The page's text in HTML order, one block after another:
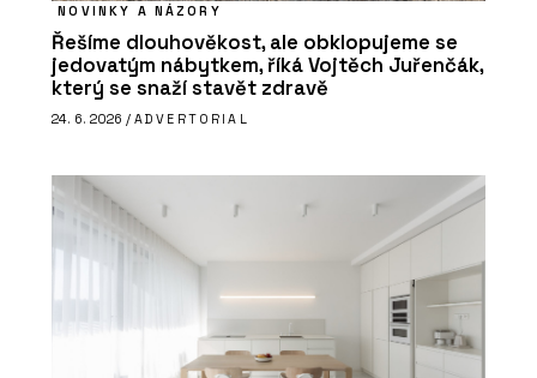
NOVINKY A NÁZORY
Řešíme dlouhověkost, ale obklopujeme se
jedovatým nábytkem, říká Vojtěch Juřenčák,
který se snaží stavět zdravě
24. 6. 2026 / ADVERTORIAL